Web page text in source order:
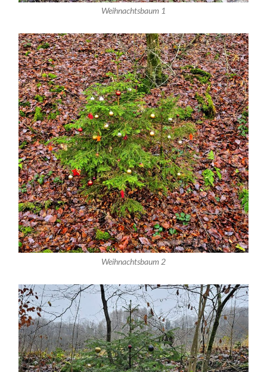
Weihnachtsbaum 1
Weihnachtsbaum 2